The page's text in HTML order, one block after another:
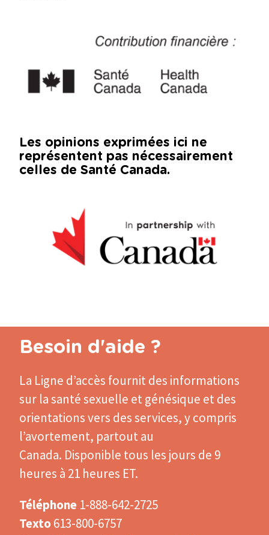
Les opinions exprimées ici ne
représentent pas nécessairement
celles de Santé Canada.
Besoin d'aide ?
La Ligne d’accès fournit des informations
sur la santé sexuelle et génésique et des
orientations vers des services, y compris
l’avortement, partout au
Canada. Disponible tous les jours de 9
heures à 21 heures ET.
Téléphone 1-888-642-2725
Texto 613-800-6757